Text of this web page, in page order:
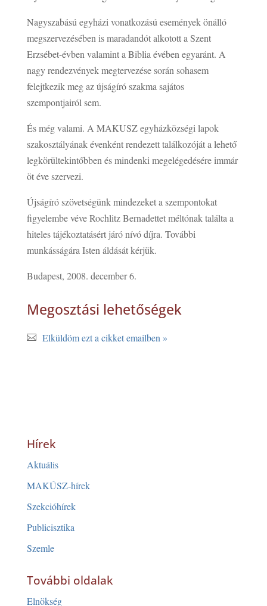
Nagyszabású egyházi vonatkozású események önálló
megszervezésében is maradandót alkotott a Szent
Erzsébet-évben valamint a Biblia évében egyaránt. A
nagy rendezvények megtervezése során sohasem
felejtkezik meg az újságíró szakma sajátos
szempontjairól sem.
És még valami. A MAKUSZ egyházközségi lapok
szakosztályának évenként rendezett találkozóját a lehető
legkörültekintőbben és mindenki megelégedésére immár
öt éve szervezi.
Újságíró szövetségünk mindezeket a szempontokat
figyelembe véve Rochlitz Bernadettet méltónak találta a
hiteles tájékoztatásért járó nívó díjra. További
munkásságára Isten áldását kérjük.
Budapest, 2008. december 6.
Megosztási lehetőségek
Elküldöm ezt a cikket emailben »
Hírek
Aktuális
MAKÚSZ-hírek
Szekcióhírek
Publicisztika
Szemle
További oldalak
Elnökség